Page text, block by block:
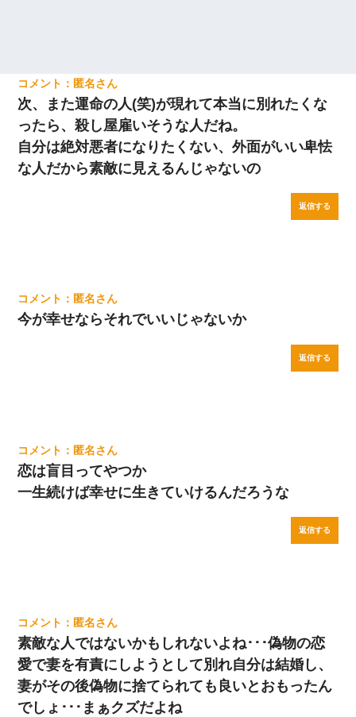
匿名
次、また運命の人(笑)が現れて本当に別れたくな
ったら、殺し屋雇いそうな人だね。
自分は絶対悪者になりたくない、外面がいい卑怯
な人だから素敵に見えるんじゃないの
返信する
匿名
今が幸せならそれでいいじゃないか
返信する
匿名
恋は盲目ってやつか
一生続けば幸せに生きていけるんだろうな
返信する
匿名
素敵な人ではないかもしれないよね･･･偽物の恋
愛で妻を有責にしようとして別れ自分は結婚し、
妻がその後偽物に捨てられても良いとおもったん
でしょ･･･まぁクズだよね